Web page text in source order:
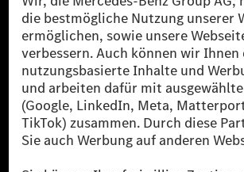
[1] Bilanziell CO₂-neutral bedeutet, dass nicht
reduzierte CO₂-Emissionen bei der Mercedes-Benz
zertifizierte Ausgleichsprojekte kompensiert
[2] Renewable Charging ist ein integraler
Public in Europa, den USA, Kanada und China.
Ladestation noch kein Strom aus erneuerbaren
verwendet Renewable Charging
sicher, dass für Ladevorgänge über MB.CHARGE
Strommenge aus erneuerbaren Energien ins
als sechs Jahre sind.